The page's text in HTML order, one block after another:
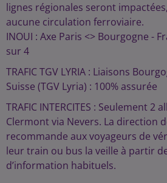
lignes régionales seront
aucune circulation
INOUI : Axe Paris <> Bourgogne -
sur 4
TRAFIC TGV LYRIA : Liaisons
Suisse (TGV Lyria) : 100% assurée
TRAFIC INTERCITES : Seulement 2
Clermont via Nevers. La direction
recommande aux voyageurs de
leur train ou bus la veille à partir
d’information habituels.